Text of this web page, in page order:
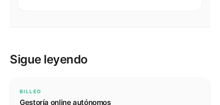
Sigue leyendo
BILLEO
Gestoría online autónomos